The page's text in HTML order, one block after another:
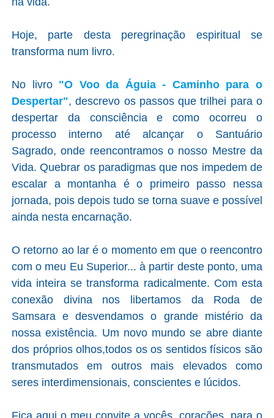
Hoje, parte desta peregrinação espiritual se
transforma num livro.
No livro "O Voo da Águia - Caminho para o
Despertar", descrevo os passos que trilhei para o
despertar da consciência e como ocorreu o
processo interno até alcançar o Santuário
Sagrado, onde reencontramos o nosso Mestre da
Vida. Quebrar os paradigmas que nos impedem de
escalar a montanha é o primeiro passo nessa
jornada, pois depois tudo se torna suave e possível
ainda nesta encarnação.
O retorno ao lar é o momento em que o reencontro
com o meu Eu Superior... à partir deste ponto, uma
vida inteira se transforma radicalmente. Com esta
conexão divina nos libertamos da Roda de
Samsara e desvendamos o grande mistério da
nossa existência. Um novo mundo se abre diante
dos próprios olhos,todos os os sentidos físicos são
transmutados em outros mais elevados como
seres interdimensionais, conscientes e lúcidos.
Fica aqui o meu convite a vocês, corações, para o